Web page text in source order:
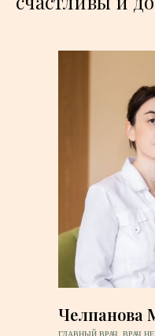
Челпанова
ГЛАВНЫЙ ВРАЧ, ВРАЧ